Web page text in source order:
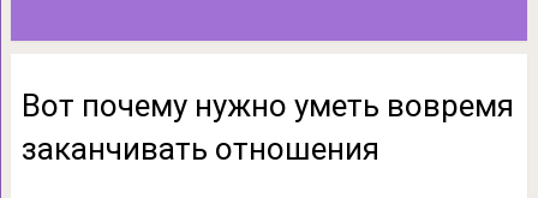
Вот почему нужно уметь вовремя
заканчивать отношения